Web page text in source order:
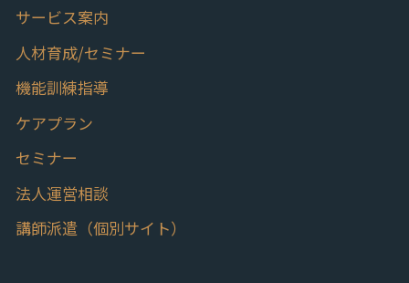
サービス案内
人材育成/セミナー
機能訓練指導
ケアプラン
セミナー
法人運営相談
講師派遣（個別サイト）